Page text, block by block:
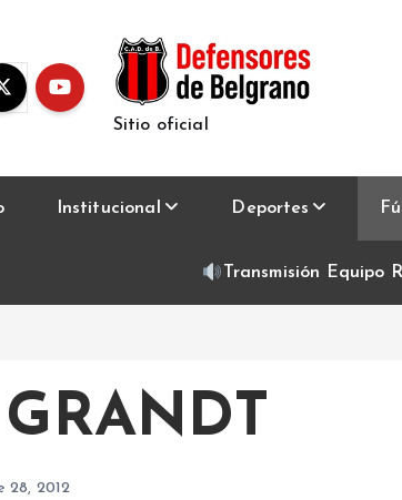
Sitio oficial
Institucional Deportes
Transmisión Equipo
28, 2012